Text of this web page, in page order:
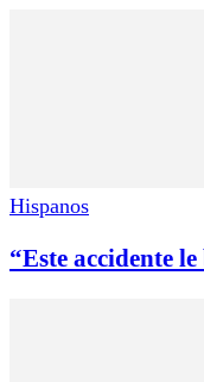
Hispanos
“Este accidente